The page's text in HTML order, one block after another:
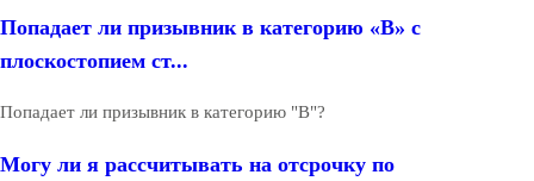
Попадает ли призывник в категорию «В» с
плоскостопием ст...
Попадает ли призывник в категорию "В"?
Могу ли я рассчитывать на отсрочку по